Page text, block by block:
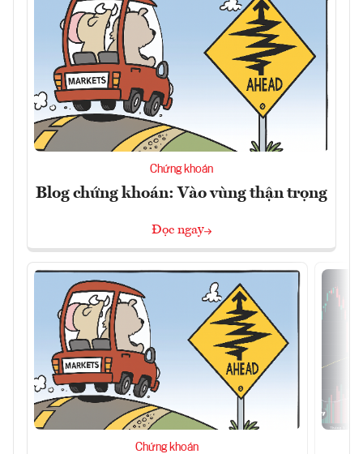
Chứng khoán
Blog chứng khoán: Vào vùng thận trọng
Đọc ngay
Chứng khoán